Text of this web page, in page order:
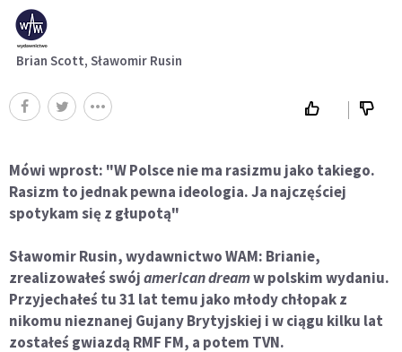
Brian Scott, Sławomir Rusin
Mówi wprost: "W Polsce nie ma rasizmu jako takiego.
Rasizm to jednak pewna ideologia. Ja najczęściej
spotykam się z głupotą"
Sławomir Rusin, wydawnictwo WAM: Brianie,
zrealizowałeś swójamerican dreamw polskim wydaniu.
Przyjechałeś tu 31 lat temu jako młody chłopak z
nikomu nieznanej Gujany Brytyjskiej i w ciągu kilku lat
zostałeś gwiazdą RMF FM, a potem TVN.